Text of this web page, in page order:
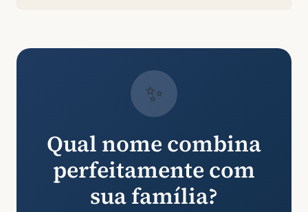
✨
Qual nome combina
perfeitamente com
sua família?